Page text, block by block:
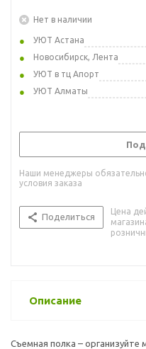
Нет в наличии
УЮТ Астана
Новосибирск, Лента
УЮТ в тц Апорт
УЮТ Алматы
Под
Наши менеджеры
условия заказа
Поделиться
Цена
Описание
Съемная полка – организуйте